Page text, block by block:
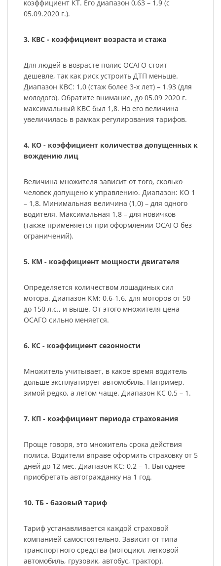
коэффициент КТ. Его диапазон 0,63 – 1,9 (с
05.09.2020 г.).
3. КВС - коэффициент возраста и стажа
Для людей в возрасте полис ОСАГО стоит
дешевле, так как риск устроить ДТП меньше.
Диапазон КВС: 1,0 (стаж более 3-х лет) – 1.93 (для
молодого). Обратите внимание, до 05.09 2020 г.
максимальный КВС был 1,8. Но его величина
увеличилась в рамках регулирования тарифов.
4. КО - коэффициент количества допущенных к
вождению лиц
Величина множителя зависит от того, сколько
человек допущено к управлению. Диапазон: КО 1
– 1,8. Минимальная величина (1,0) – для одного
водителя. Максимальная 1,8 – для новичков
(также применяется при оформлении ОСАГО без
ограничений).
5. КМ - коэффициент мощности двигателя
Определяется количеством лошадиных сил
мотора. Диапазон КМ: 0,6-1,6, для моторов от 50
до 150 л.с., и выше. От этого множителя цена
ОСАГО сильно меняется.
6. КС - коэффициент сезонности
Множитель учитывает, в какое время водитель
дольше эксплуатирует автомобиль. Например,
зимой редко, а летом чаще. Диапазон КС 0,5 – 1.
7. КП - коэффициент периода страхования
Проще говоря, это множитель срока действия
полиса. Водители вправе оформить страховку от 5
дней до 12 мес. Диапазон КС: 0,2 – 1. Выгоднее
приобретать автогражданку на 1 год.
10. ТБ - базовый тариф
Тариф устанавливается каждой страховой
компанией самостоятельно. Зависит от типа
транспортного средства (мотоцикл, легковой
автомобиль, грузовик, автобус, трактор).